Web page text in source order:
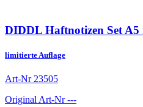
DIDDL Haftnotizen Set A5
limitierte Auflage
Art-Nr23505
Original Art-Nr---